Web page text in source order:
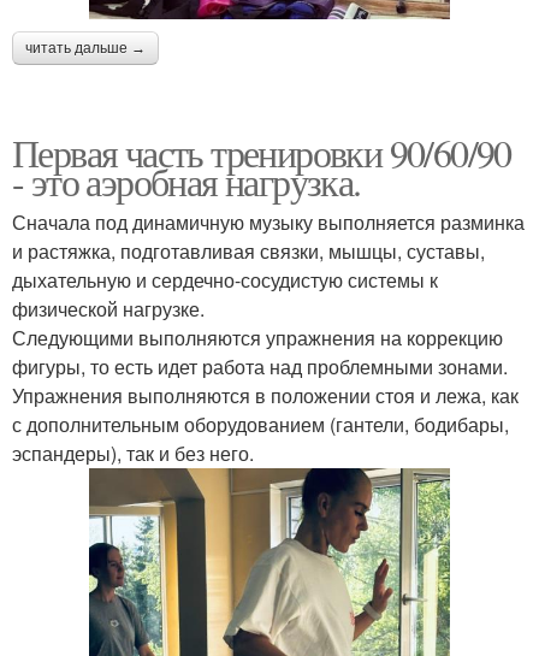
читать дальше →
Первая часть тренировки 90/60/90
- это аэробная нагрузка.
Сначала под динамичную музыку выполняется разминка
и растяжка, подготавливая связки, мышцы, суставы,
дыхательную и сердечно-сосудистую системы к
физической нагрузке.
Следующими выполняются упражнения на коррекцию
фигуры, то есть идет работа над проблемными зонами.
Упражнения выполняются в положении стоя и лежа, как
с дополнительным оборудованием (гантели, бодибары,
эспандеры), так и без него.